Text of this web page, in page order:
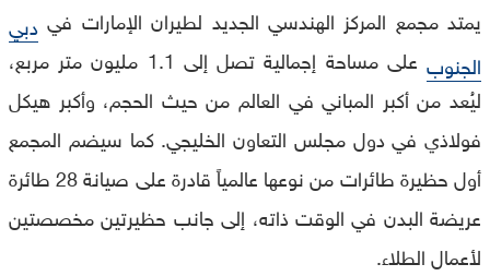
يمتد مجمع المركز الهندسي الجديد لطيران الإمارات في دبي
الجنوب
على مساحة إجمالية تصل إلى 1.1 مليون متر مربع،
ليُعد من أكبر المباني في العالم من حيث الحجم، وأكبر هيكل
فولاذي في دول مجلس التعاون الخليجي. كما سيضم المجمع
أول حظيرة طائرات من نوعها عالمياً قادرة على صيانة 28 طائرة
عريضة البدن في الوقت ذاته، إلى جانب حظيرتين مخصصتين
لأعمال الطلاء.